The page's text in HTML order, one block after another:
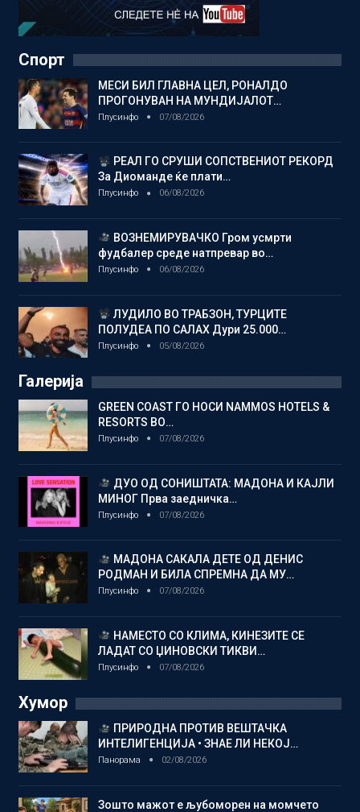
Спорт
МЕСИ БИЛ ГЛАВНА ЦЕЛ, РОНАЛДО
ПРОГОНУВАН НА МУНДИЈАЛОТ…
Плусинфо 07/08/2026
РЕАЛ ГО СРУШИ СОПСТВЕНИОТ РЕКОРД
За Диоманде ќе плати…
Плусинфо 06/08/2026
ВОЗНЕМИРУВАЧКО Гром усмрти
фудбалер среде натпревар во…
Плусинфо 06/08/2026
ЛУДИЛО ВО ТРАБЗОН, ТУРЦИТЕ
ПОЛУДЕА ПО САЛАХ Дури 25.000…
Плусинфо 05/08/2026
Галерија
GREEN COAST ГО НОСИ NAMMOS HOTELS &
RESORTS ВО…
Плусинфо 07/08/2026
ДУО ОД СОНИШТАТА: МАДОНА И КАЈЛИ
МИНОГ Прва заедничка…
Плусинфо 07/08/2026
МАДОНА САКАЛА ДЕТЕ ОД ДЕНИС
РОДМАН И БИЛА СПРЕМНА ДА МУ…
Плусинфо 07/08/2026
НАМЕСТО СО КЛИМА, КИНЕЗИТЕ СЕ
ЛАДАТ СО ЏИНОВСКИ ТИКВИ…
Плусинфо 07/08/2026
Хумор
ПРИРОДНА ПРОТИВ ВЕШТАЧКА
ИНТЕЛИГЕНЦИЈА • ЗНАЕ ЛИ НЕКОЈ…
Панорама 02/08/2026
Зошто мажот е љубоморен на момчето